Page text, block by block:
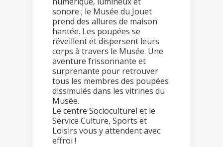
sonore ; le Musée du Jouet
prend des allures de maison
hantée. Les poupées se
réveillent et dispersent leurs
corps à travers le Musée. Une
aventure frissonnante et
surprenante pour retrouver
tous les membres des poupées
dissimulés dans les vitrines du
Musée.
Le centre Socioculturel et le
Service Culture, Sports et
Loisirs vous y attendent avec
effroi !